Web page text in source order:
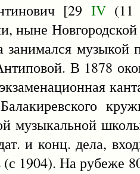
[29 IV(11
ныне
занимался
В 1878
музыкальной
и конц. дела,
1904). На рубеже